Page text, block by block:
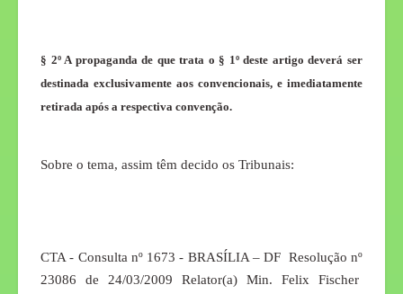
§ 2º A propaganda de que trata o § 1º deste artigo deverá ser
destinada exclusivamente aos convencionais, e imediatamente
retirada após a respectiva convenção.
Sobre o tema, assim têm decido os Tribunais:
CTA - Consulta nº 1673 - BRASÍLIA – DF Resolução nº
23086 de 24/03/2009 Relator(a) Min. Felix Fischer